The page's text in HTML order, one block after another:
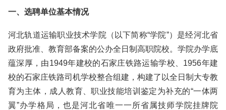
一、选聘单位基本情况
河北轨道运输职业技术学院（以下简称“学院”）是经河北省
政府批准、教育部备案的公办全日制高职院校。学院办学底
蕴深厚，由1949年建校的石家庄铁路运输学校、1956年建
校的石家庄铁路司机学校整合组建，构建了以全日制大专教
育为主体，成人教育、职业技能培训鉴定为补充的“一体两
翼”办学格局，也是河北省唯一一所省属技师学院挂牌院